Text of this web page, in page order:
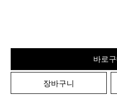
바로구
장바구니